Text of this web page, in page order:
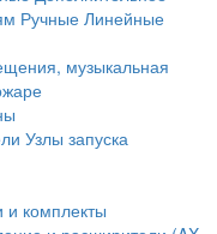
Ручные Линейные
музыкальная
Узлы запуска
и комплекты